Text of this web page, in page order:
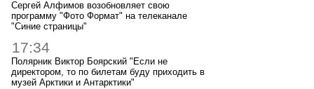
Сергей Алфимов возобновляет свою
программу "Фото Формат" на телеканале
"Синие страницы"
17:34
Полярник Виктор Боярский "Если не
директором, то по билетам буду приходить в
музей Арктики и Антарктики"